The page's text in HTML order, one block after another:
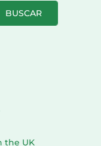
BUSCAR
the UK